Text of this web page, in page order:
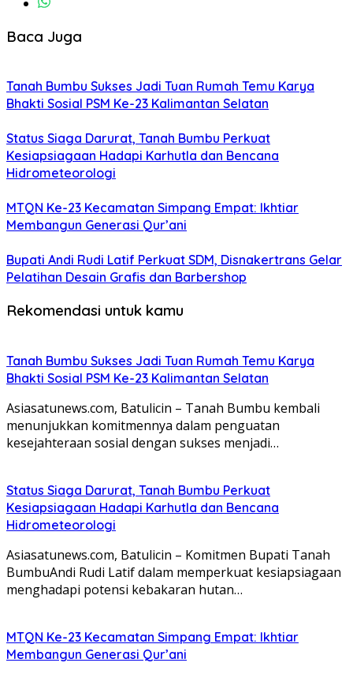
Baca Juga
Tanah Bumbu Sukses Jadi Tuan Rumah Temu Karya
Bhakti Sosial PSM Ke-23 Kalimantan Selatan
Status Siaga Darurat, Tanah Bumbu Perkuat
Kesiapsiagaan Hadapi Karhutla dan Bencana
Hidrometeorologi
MTQN Ke-23 Kecamatan Simpang Empat: Ikhtiar
Membangun Generasi Qur’ani
Bupati Andi Rudi Latif Perkuat SDM, Disnakertrans Gelar
Pelatihan Desain Grafis dan Barbershop
Rekomendasi untuk kamu
Tanah Bumbu Sukses Jadi Tuan Rumah Temu Karya
Bhakti Sosial PSM Ke-23 Kalimantan Selatan
Asiasatunews.com, Batulicin – Tanah Bumbu kembali
menunjukkan komitmennya dalam penguatan
kesejahteraan sosial dengan sukses menjadi…
Status Siaga Darurat, Tanah Bumbu Perkuat
Kesiapsiagaan Hadapi Karhutla dan Bencana
Hidrometeorologi
Asiasatunews.com, Batulicin – Komitmen Bupati Tanah
BumbuAndi Rudi Latif dalam memperkuat kesiapsiagaan
menghadapi potensi kebakaran hutan…
MTQN Ke-23 Kecamatan Simpang Empat: Ikhtiar
Membangun Generasi Qur’ani